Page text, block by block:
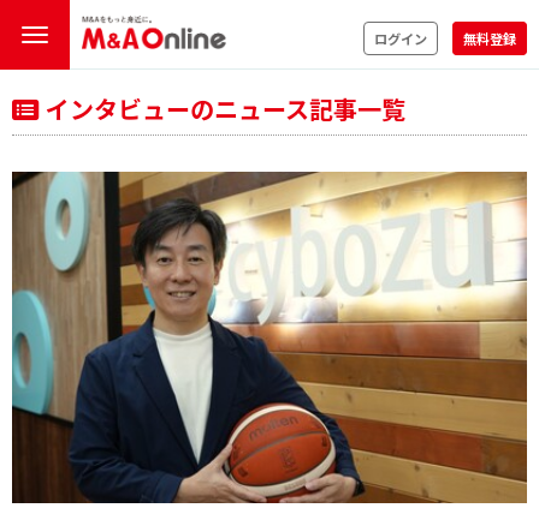
ログイン 無料登録
インタビューのニュース記事一覧